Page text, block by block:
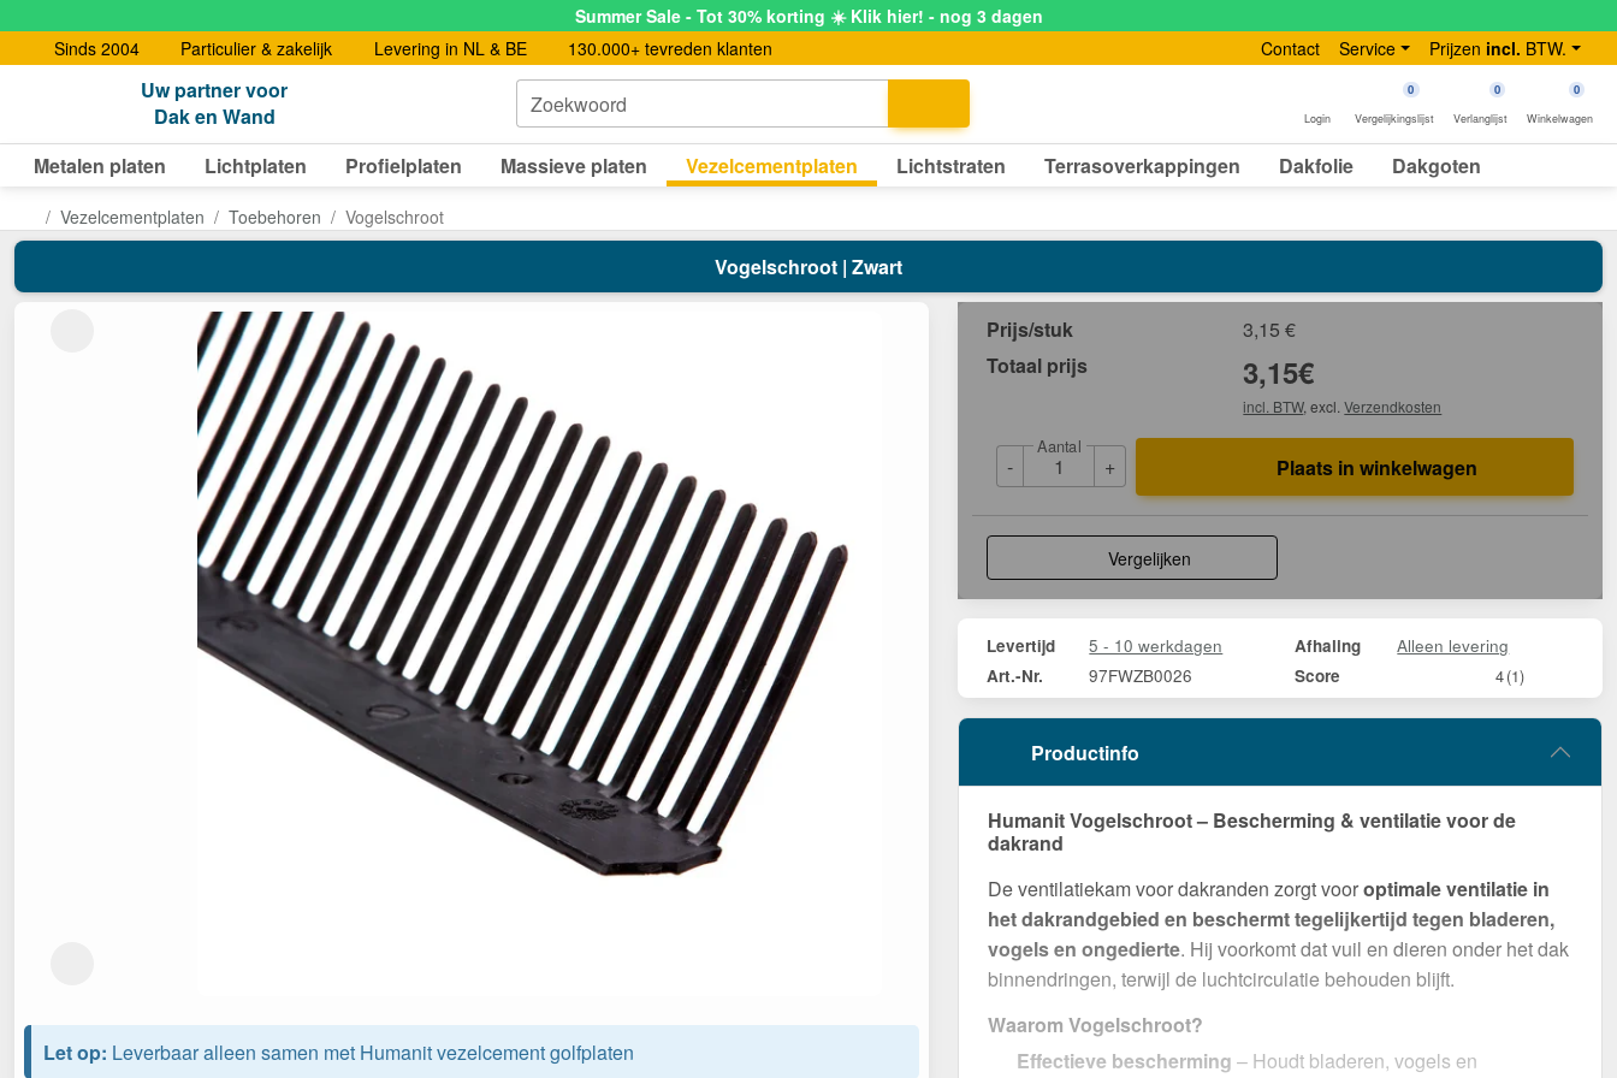
Summer Sale - Tot 30% korting ☀️ Klik hier! - nog 3 dagen
Sinds 2004
Particulier & zakelijk Levering in NL & BE 130.000+ tevreden klanten Contact Service Prijzen incl. BTW.
Uw partner voor
Dak en Wand
Zoekwoord
Login
0
Vergelijkingslijst
0
Verlanglijst
0
Winkelwagen
Metalen platen Lichtplaten Profielplaten Massieve platen Vezelcementplaten Lichtstraten Terrasoverkappingen Dakfolie Dakgoten
Vezelcementplaten Toebehoren Vogelschroot
Vogelschroot | Zwart
Let op: Leverbaar alleen samen met Humanit vezelcement golfplaten
Prijs/stuk 3,15 €
Totaal prijs
3,15€
incl. BTW, excl.Verzendkosten
-
Aantal
+ Plaats in winkelwagen
Vergelijken
Levertijd 5 - 10 werkdagen Afhaling Alleen levering
Art.-Nr. 97FWZB0026 Score 4(1)
Productinfo
Humanit Vogelschroot – Bescherming & ventilatie voor de
dakrand
De ventilatiekam voor dakranden zorgt vooroptimale ventilatie in
het dakrandgebied en beschermt tegelijkertijd tegen bladeren,
vogels en ongedierte. Hij voorkomt dat vuil en dieren onder het dak
binnendringen, terwijl de luchtcirculatie behouden blijft.
Waarom Vogelschroot?
Effectieve bescherming – Houdt bladeren, vogels en